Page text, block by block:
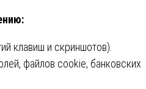
клавиш и скриншотов).
файлов cookie, банковских